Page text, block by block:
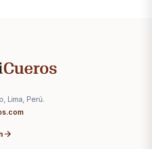
Lima, Perú.
arrow_forward